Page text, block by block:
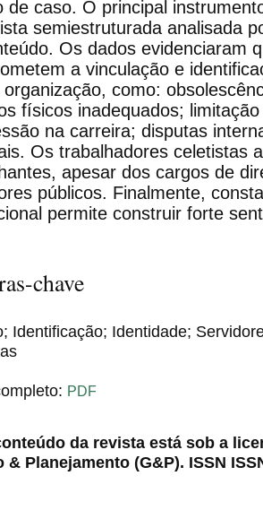
de caso. O principal
semiestruturada analisada
Os dados evidenciaram
a vinculação e
como:
físicos inadequados;
na carreira; disputas
Os trabalhadores celetistas
apesar dos cargos de
públicos. Finalmente,
permite construir forte
chave
Identificação; Identidade;
PDF
da revista está sob a
& Planejamento (G&P). ISSN